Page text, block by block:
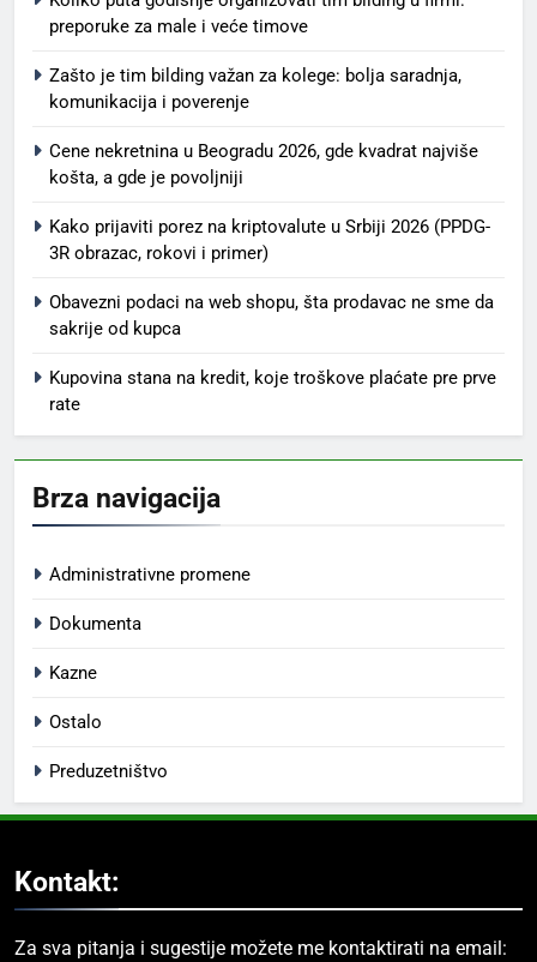
preporuke za male i veće timove
Zašto je tim bilding važan za kolege: bolja saradnja,
komunikacija i poverenje
Cene nekretnina u Beogradu 2026, gde kvadrat najviše
košta, a gde je povoljniji
Kako prijaviti porez na kriptovalute u Srbiji 2026 (PPDG-
3R obrazac, rokovi i primer)
Obavezni podaci na web shopu, šta prodavac ne sme da
sakrije od kupca
Kupovina stana na kredit, koje troškove plaćate pre prve
rate
Brza navigacija
Administrativne promene
Dokumenta
Kazne
Ostalo
Preduzetništvo
Kontakt:
Za sva pitanja i sugestije možete me kontaktirati na email: